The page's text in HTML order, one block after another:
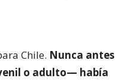
Chile. Nunca antes
o adulto— había